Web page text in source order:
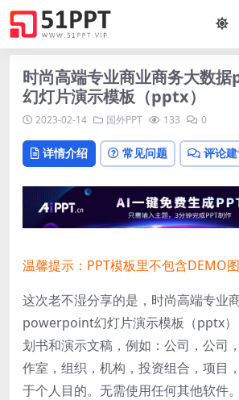
时尚高端专业商业商务大数
幻灯片演示模板（pptx）
2023-02-14 国外PPT 133 0
详情介绍 常见问题 评论
温馨提示：PPT模板里不包含DEMO图
这次老不湿分享的是，时尚高端专业
powerpoint幻灯片演示模板（pptx）
划书和演示文稿，例如：公司，公司
作室，组织，机构，投资组合，项目
于个人目的。 无需使用任何其他软件。